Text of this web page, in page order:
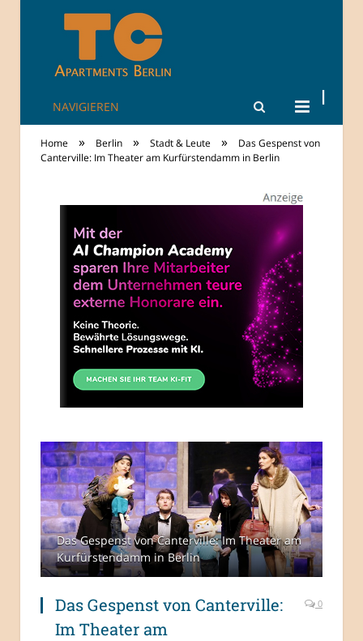
TheCity: Living
Apartments in
Berlin
NAVIGIEREN
Home » Berlin » Stadt & Leute »
Das Gespenst von
Canterville: Im Theater am Kurfürstendamm in Berlin
Das Gespenst von Canterville: Im Theater am
Kurfürstendamm in Berlin
Das Gespenst von Canterville:
Im Theater am
0